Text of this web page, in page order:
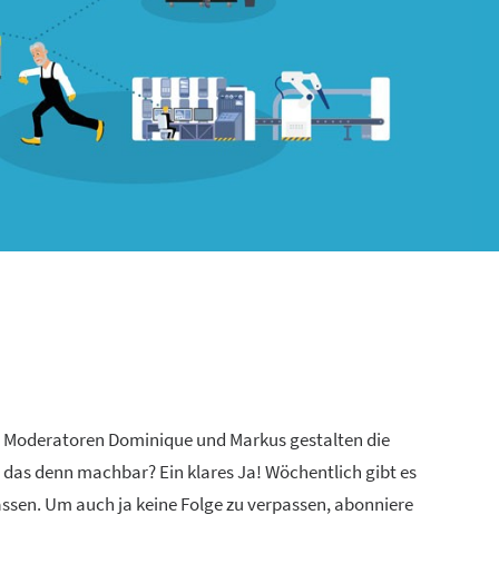
Dominique und Markus gestalten die
denn machbar? Ein klares Ja! Wöchentlich gibt es
Um auch ja keine Folge zu verpassen, abonniere